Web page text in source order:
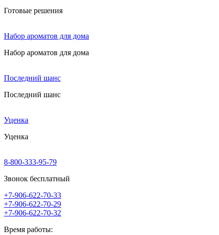
Готовые решения
Набор ароматов для дома
Набор ароматов для дома
Последний шанс
Последний шанс
Уценка
Уценка
8-800-333-95-79
Звонок бесплатный
+7-906-622-70-33
+7-906-622-70-29
+7-906-622-70-32
Время работы: